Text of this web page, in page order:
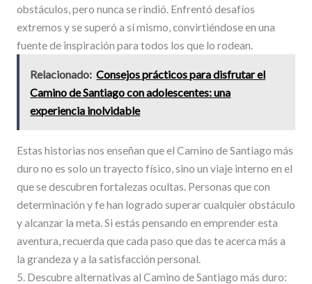
obstáculos, pero nunca se rindió. Enfrentó desafíos
extremos y se superó a sí mismo, convirtiéndose en una
fuente de inspiración para todos los que lo rodean.
Relacionado: Consejos prácticos para disfrutar el
Camino de Santiago con adolescentes: una
experiencia inolvidable
Estas historias nos enseñan que el Camino de Santiago más
duro no es solo un trayecto físico, sino un viaje interno en el
que se descubren fortalezas ocultas. Personas que con
determinación y fe han logrado superar cualquier obstáculo
y alcanzar la meta. Si estás pensando en emprender esta
aventura, recuerda que cada paso que das te acerca más a
la grandeza y a la satisfacción personal.
5. Descubre alternativas al Camino de Santiago más duro: